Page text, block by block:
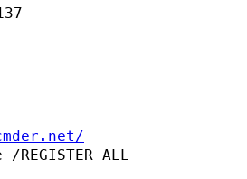
/REGISTER ALL